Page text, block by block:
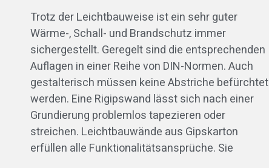
Trotz der Leichtbauweise ist ein sehr guter
Wärme-, Schall- und Brandschutz immer
sichergestellt. Geregelt sind die entsprechenden
Auflagen in einer Reihe von DIN-Normen. Auch
gestalterisch müssen keine Abstriche befürchtet
werden. Eine Rigipswand lässt sich nach einer
Grundierung problemlos tapezieren oder
streichen. Leichtbauwände aus Gipskarton
erfüllen alle Funktionalitätsansprüche. Sie